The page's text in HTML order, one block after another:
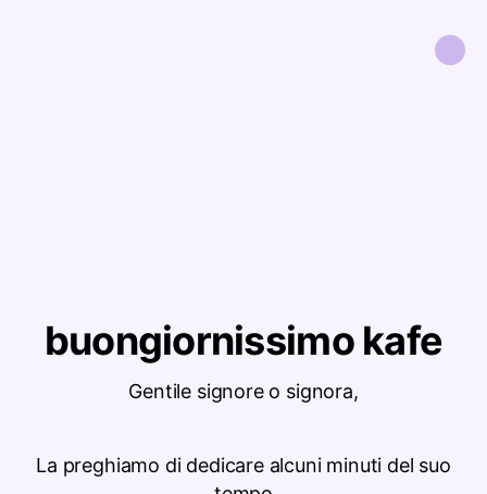
buongiornissimo kafe
Gentile signore o signora,
La preghiamo di dedicare alcuni minuti del suo